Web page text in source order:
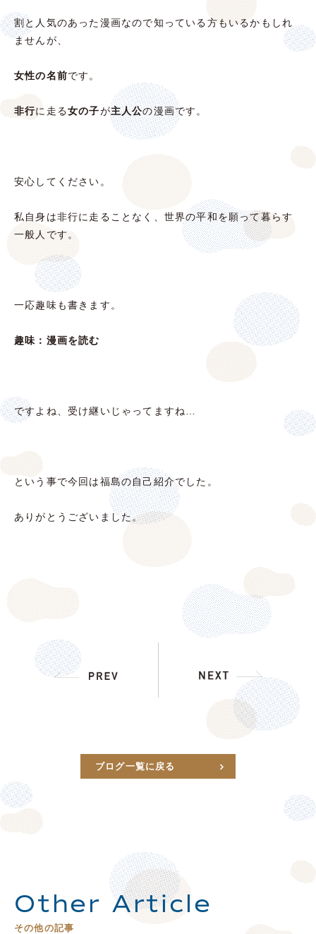
割と人気のあった漫画なので知っている方もいるかもしれ
ませんが、
女性の名前です。
非行に走る女の子が主人公の漫画です。
安心してください。
私自身は非行に走ることなく、世界の平和を願って暮らす
一般人です。
一応趣味も書きます。
趣味：漫画を読む
ですよね、受け継いじゃってますね…
という事で今回は福島の自己紹介でした。
ありがとうございました。
ブログ一覧に戻る
Other Article
その他の記事